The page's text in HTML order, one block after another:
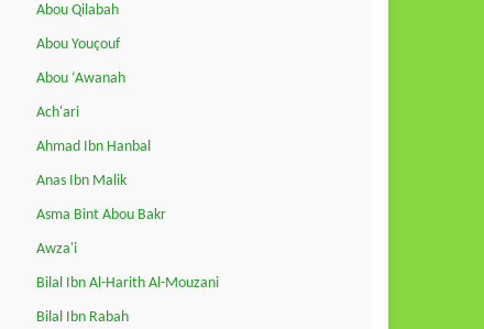
Abou Qilabah
Abou Youçouf
Abou ‘Awanah
Ach'ari
Ahmad Ibn Hanbal
Anas Ibn Malik
Asma Bint Abou Bakr
Awza'i
Bilal Ibn Al-Harith Al-Mouzani
Bilal Ibn Rabah